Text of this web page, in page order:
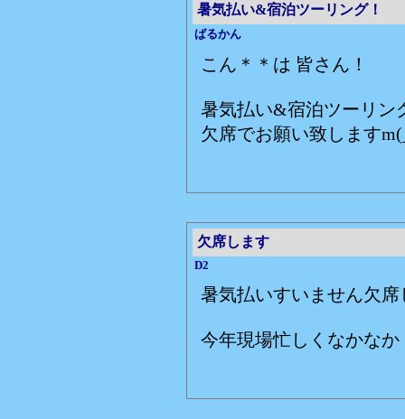
暑気払い&宿泊ツーリング！
ばるかん
こん＊＊は 皆さん！
暑気払い&宿泊ツーリン
欠席でお願い致します
欠席します
D2
暑気払いすいません欠席
今年現場忙しくなかなか